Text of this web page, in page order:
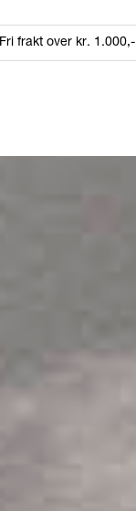
Fri frakt over kr. 1.000,-